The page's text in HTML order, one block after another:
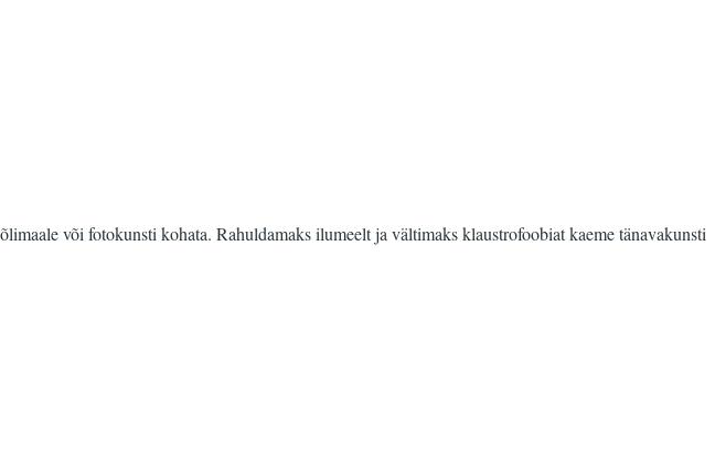
või fotokunsti kohata. Rahuldamaks ilumeelt ja vältimaks klaustrofoobiat kaeme tänavakunsti